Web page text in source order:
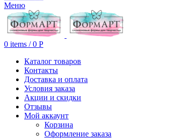
Меню
0 items / 0 Р
Каталог товаров
Контакты
Доставка и оплата
Условия заказа
Акции и скидки
Отзывы
Мой аккаунт
Корзина
Оформление заказа